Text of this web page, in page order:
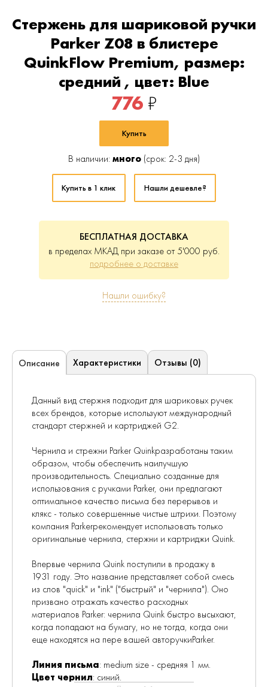
Стержень для шариковой ручки
Parker Z08 в блистере
QuinkFlow Premium, размер:
средний , цвет: Blue
776 ₽
Купить
В наличии: много (срок: 2-3 дня)
Купить в 1 клик Нашли дешевле?
БЕСПЛАТНАЯ ДОСТАВКА
в пределах МКАД при заказе от 5'000 руб.
подробнее о доставке
Нашли ошибку?
Описание Характеристики Отзывы (0)
Данный вид стержня подходит для шариковых ручек
всех брендов, которые используют международный
стандарт стержней и картриджей G2.
Чернила и стрежни Parker Quinkразработаны таким
образом, чтобы обеспечить наилучшую
производительность. Специально созданные для
использования с ручками Parker, они предлагают
оптимальное качество письма без перерывов и
клякс - только совершенные чистые штрихи. Поэтому
компания Parkerрекомендует использовать только
оригинальные чернила, стержни и картриджи Quink.
Впервые чернила Quink поступили в продажу в
1931 году. Это название представляет собой смесь
из слов "quick" и "ink" ("быстрый" и "чернила"). Оно
призвано отражать качество расходных
материалов Parker: чернила Quink быстро высыхают,
когда попадают на бумагу, но не тогда, когда они
еще находятся на пере вашей авторучкиParker.
Линия письма: medium size - средняя 1 мм.
Цвет чернил: синий.